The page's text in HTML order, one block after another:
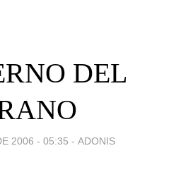
DEL
2006 - 05:35 - ADONIS